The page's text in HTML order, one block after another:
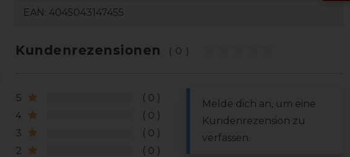
EAN: 4045043147455
Kundenrezensionen (0)
5
0
4
0
3
0
2
0
Melde dich an, um eine
Kundenrezension zu
verfassen.